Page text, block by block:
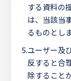
する資料の
は、当該当
るものとし
5.ユーザー及
反すると合
除すること